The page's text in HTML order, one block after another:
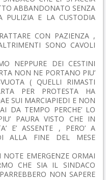
ABBANDONATO SENZA
PULIZIA E LA CUSTODIA
CON PAZIENZA ,
SONO CAVOLI
NEPPURE DEI CESTINI
NON NE PORTANO PIU’
( QUELLI RIMASTI
PER PROTESTA HA
SUI MARCIAPIEDI E NON
DA TEMPO PERCHE’ LO
PAURA VISTO CHE IN
E’ ASSENTE , PERO’ A
ALLA FINE DEL MESE
EMERGENZE ORMAI
CHE SIA IL SINDACO
NON SAPERE